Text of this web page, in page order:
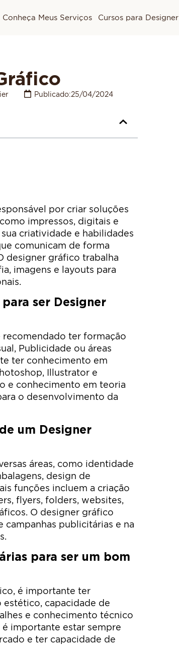
Conheça Meus Serviços Cursos para Designer
Publicado:25/04/2024
por criar soluções
impressos, digitais e
criatividade e habilidades
comunicam de forma
designer gráfico trabalha
imagens e layouts para
ser Designer
recomendado ter formação
Publicidade ou áreas
ter conhecimento em
Illustrator e
e conhecimento em teoria
o desenvolvimento da
um Designer
áreas, como identidade
design de
funções incluem a criação
flyers, folders, websites,
O designer gráfico
publicitárias e na
para ser um bom
é importante ter
estético, capacidade de
e conhecimento técnico
importante estar sempre
e ter capacidade de